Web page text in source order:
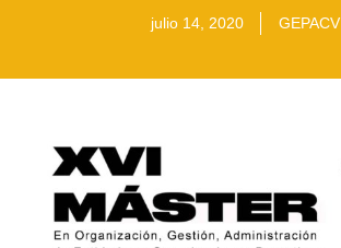
julio 14, 2020 GEPACV